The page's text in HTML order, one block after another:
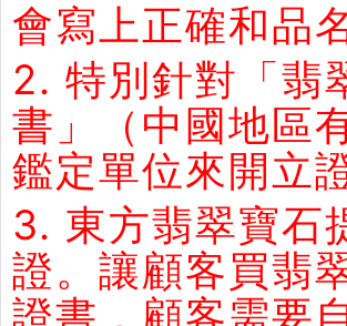
會寫上正確和品
2. 特別針對「翡
書」（中國地區
鑑定單位來開立
3. 東方翡翠寶石
證。讓顧客買翡
證書，顧客需要